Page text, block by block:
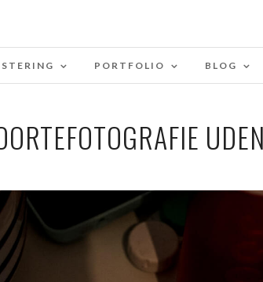
PORTFOLIO BLOG